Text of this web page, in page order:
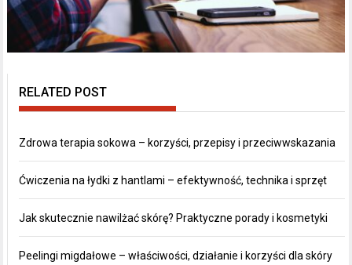
RELATED POST
Zdrowa terapia sokowa – korzyści, przepisy i przeciwwskazania
Ćwiczenia na łydki z hantlami – efektywność, technika i sprzęt
Jak skutecznie nawilżać skórę? Praktyczne porady i kosmetyki
Peelingi migdałowe – właściwości, działanie i korzyści dla skóry